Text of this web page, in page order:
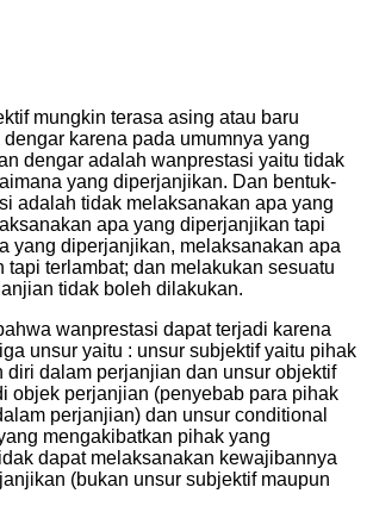
mungkin terasa asing atau baru
karena pada umumnya yang
dengar adalah wanprestasi yaitu tidak
yang diperjanjikan. Dan bentuk-
adalah tidak melaksanakan apa yang
apa yang diperjanjikan tapi
yang diperjanjikan, melaksanakan apa
tapi terlambat; dan melakukan sesuatu
tidak boleh dilakukan.
wanprestasi dapat terjadi karena
unsur yaitu : unsur subjektif yaitu pihak
diri dalam perjanjian dan unsur objektif
objek perjanjian (penyebab para pihak
perjanjian) dan unsur conditional
mengakibatkan pihak yang
dapat melaksanakan kewajibannya
(bukan unsur subjektif maupun